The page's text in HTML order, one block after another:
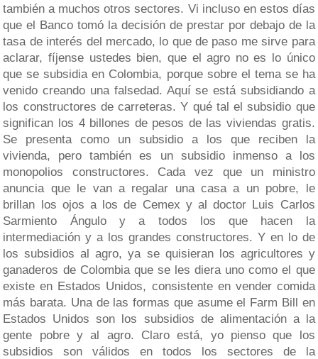
también a muchos otros sectores. Vi incluso en estos días
que el Banco tomó la decisión de prestar por debajo de la
tasa de interés del mercado, lo que de paso me sirve para
aclarar, fíjense ustedes bien, que el agro no es lo único
que se subsidia en Colombia, porque sobre el tema se ha
venido creando una falsedad. Aquí se está subsidiando a
los constructores de carreteras. Y qué tal el subsidio que
significan los 4 billones de pesos de las viviendas gratis.
Se presenta como un subsidio a los que reciben la
vivienda, pero también es un subsidio inmenso a los
monopolios constructores. Cada vez que un ministro
anuncia que le van a regalar una casa a un pobre, le
brillan los ojos a los de Cemex y al doctor Luis Carlos
Sarmiento Ángulo y a todos los que hacen la
intermediación y a los grandes constructores. Y en lo de
los subsidios al agro, ya se quisieran los agricultores y
ganaderos de Colombia que se les diera uno como el que
existe en Estados Unidos, consistente en vender comida
más barata. Una de las formas que asume el Farm Bill en
Estados Unidos son los subsidios de alimentación a la
gente pobre y al agro. Claro está, yo pienso que los
subsidios son válidos en todos los sectores de la